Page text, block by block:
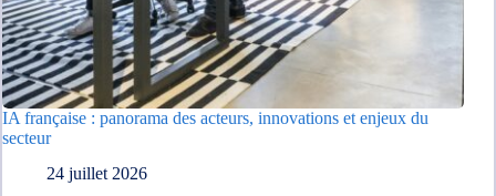
IA française : panorama des acteurs, innovations et enjeux du
secteur
24 juillet 2026